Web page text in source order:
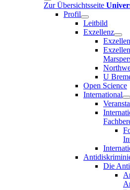
Zur Übersichtsseite
Profil
Leitbild
Exzellenz
U
Open Science
International
Die